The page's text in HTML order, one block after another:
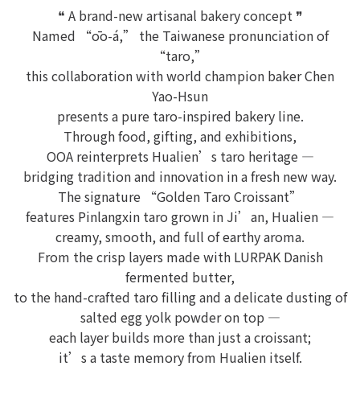
❝ A brand-new artisanal bakery concept ❞
Named “ōo-á,” the Taiwanese pronunciation of
“taro,”
this collaboration with world champion baker Chen
Yao-Hsun
presents a pure taro-inspired bakery line.
Through food, gifting, and exhibitions,
OOA reinterprets Hualien’s taro heritage —
bridging tradition and innovation in a fresh new way.
The signature “Golden Taro Croissant”
features Pinlangxin taro grown in Ji’an, Hualien —
creamy, smooth, and full of earthy aroma.
From the crisp layers made with LURPAK Danish
fermented butter,
to the hand-crafted taro filling and a delicate dusting of
salted egg yolk powder on top —
each layer builds more than just a croissant;
it’s a taste memory from Hualien itself.